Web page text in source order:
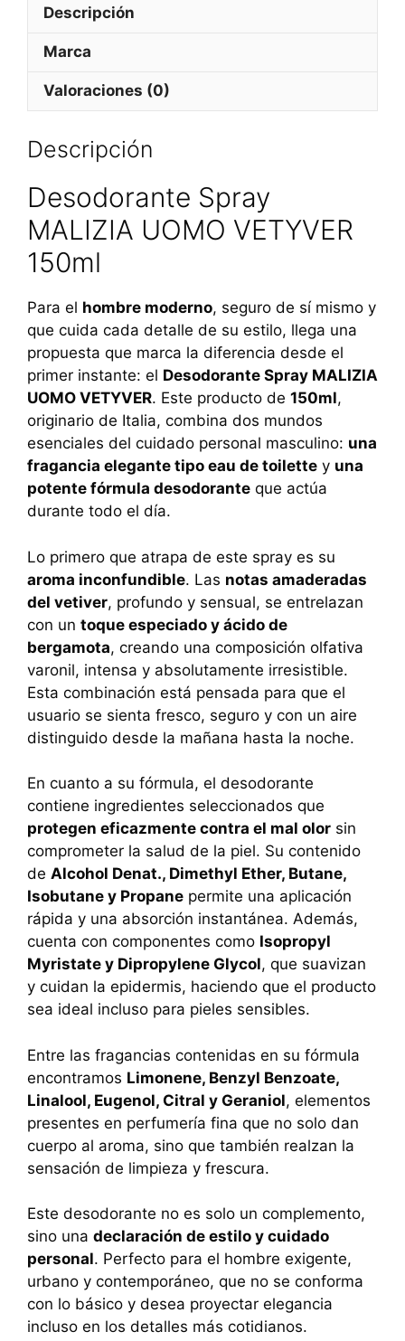
Descripción
Marca
Valoraciones (0)
Descripción
Desodorante Spray
MALIZIA UOMO VETYVER
150ml
Para el hombre moderno, seguro de sí mismo y
que cuida cada detalle de su estilo, llega una
propuesta que marca la diferencia desde el
primer instante: el Desodorante Spray MALIZIA
UOMO VETYVER. Este producto de 150ml,
originario de Italia, combina dos mundos
esenciales del cuidado personal masculino: una
fragancia elegante tipo eau de toilette y una
potente fórmula desodorante que actúa
durante todo el día.
Lo primero que atrapa de este spray es su
aroma inconfundible. Las notas amaderadas
del vetiver, profundo y sensual, se entrelazan
con un toque especiado y ácido de
bergamota, creando una composición olfativa
varonil, intensa y absolutamente irresistible.
Esta combinación está pensada para que el
usuario se sienta fresco, seguro y con un aire
distinguido desde la mañana hasta la noche.
En cuanto a su fórmula, el desodorante
contiene ingredientes seleccionados que
protegen eficazmente contra el mal olor sin
comprometer la salud de la piel. Su contenido
de Alcohol Denat., Dimethyl Ether, Butane,
Isobutane y Propane permite una aplicación
rápida y una absorción instantánea. Además,
cuenta con componentes como Isopropyl
Myristate y Dipropylene Glycol, que suavizan
y cuidan la epidermis, haciendo que el producto
sea ideal incluso para pieles sensibles.
Entre las fragancias contenidas en su fórmula
encontramos Limonene, Benzyl Benzoate,
Linalool, Eugenol, Citral y Geraniol, elementos
presentes en perfumería fina que no solo dan
cuerpo al aroma, sino que también realzan la
sensación de limpieza y frescura.
Este desodorante no es solo un complemento,
sino una declaración de estilo y cuidado
personal. Perfecto para el hombre exigente,
urbano y contemporáneo, que no se conforma
con lo básico y desea proyectar elegancia
incluso en los detalles más cotidianos.